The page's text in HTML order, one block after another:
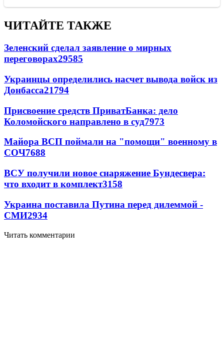
ЧИТАЙТЕ ТАКЖЕ
Зеленский сделал заявление о мирных
переговорах29585
Украинцы определились насчет вывода войск из
Донбасса21794
Присвоение средств ПриватБанка: дело
Коломойского направлено в суд7973
Майора ВСП поймали на "помощи" военному в
СОЧ7688
ВСУ получили новое снаряжение Бундесвера:
что входит в комплект3158
Украина поставила Путина перед дилеммой -
СМИ2934
Читать комментарии